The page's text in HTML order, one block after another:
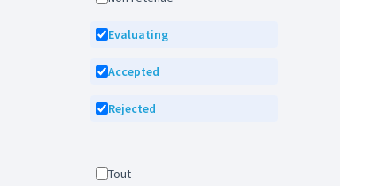
Evaluating
Accepted
Rejected
Tout